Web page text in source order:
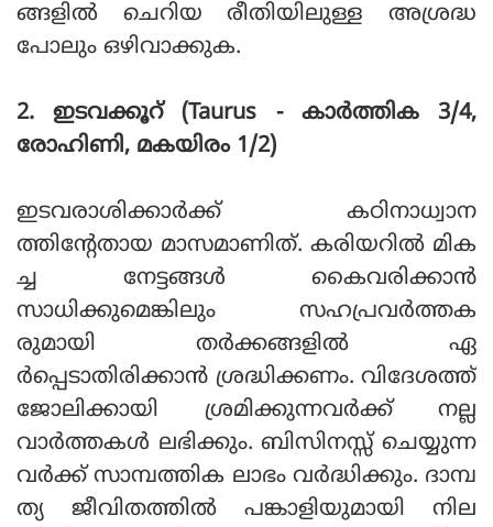
ങ്ങളില്‍ ചെറിയ രീതിയിലുള്ള അശ്രദ്ധ
പോലും ഒഴിവാക്കുക.
2. ഇടവക്കൂറ് (Taurus - കാര്‍ത്തിക 3/4,
രോഹിണി, മകയിരം 1/2)
ഇടവരാശിക്കാര്‍ക്ക് കഠിനാധ്വാന
ത്തിന്റേതായ മാസമാണിത്. കരിയറില്‍ മിക
ച്ച നേട്ടങ്ങള്‍ കൈവരിക്കാന്‍
സാധിക്കുമെങ്കിലും സഹപ്രവര്‍ത്തക
രുമായി തര്‍ക്കങ്ങളില്‍ ഏ
ര്‍പ്പെടാതിരിക്കാന്‍ ശ്രദ്ധിക്കണം. വിദേശത്ത്
ജോലിക്കായി ശ്രമിക്കുന്നവര്‍ക്ക് നല്ല
വാര്‍ത്തകള്‍ ലഭിക്കും. ബിസിനസ്സ് ചെയ്യുന്ന
വര്‍ക്ക് സാമ്പത്തിക ലാഭം വര്‍ദ്ധിക്കും. ദാമ്പ
ത്യ ജീവിതത്തില്‍ പങ്കാളിയുമായി നില